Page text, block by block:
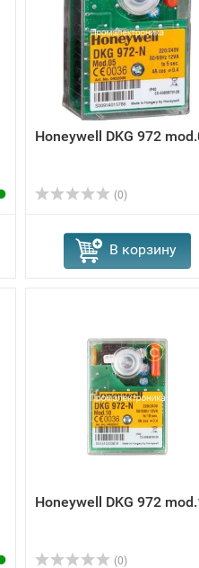
Honeywell DKG 972
(0)
В корзину
Honeywell DKG 972
(0)